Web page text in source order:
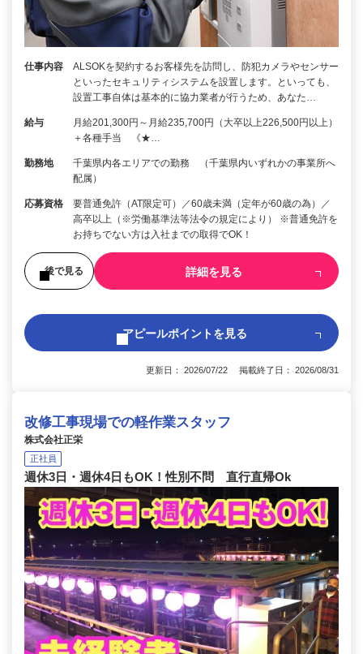
仕事内容
ALSOKを契約するお客様先を訪問し、防犯カメラやセンサー
といったセキュリティシステムを設置します。といっても、
設置工事自体は基本的に協力業者が行うため、あなた…
給与
月給201,300円～月給235,700円（大卒以上226,500円以上）
＋各種手当 《★…
勤務地
千葉県内各エリアでの勤務 （千葉県内いずれかの事業所へ
配属）
応募資格
要普通免許（AT限定可）／60歳未満（定年が60歳の為）／
高卒以上（※労働基準法等法令の規定により） ※普通免許を
お持ちでない方は入社までの取得でOK！
後で見る 詳細を見る
アピールポイントを見る
更新日： 2026/07/22 掲載終了日： 2026/08/31
改修工事現場での軽作業スタッフ
株式会社正栄
正社員
週休3日・週休4日もOK！性別不問 直行直帰Ok